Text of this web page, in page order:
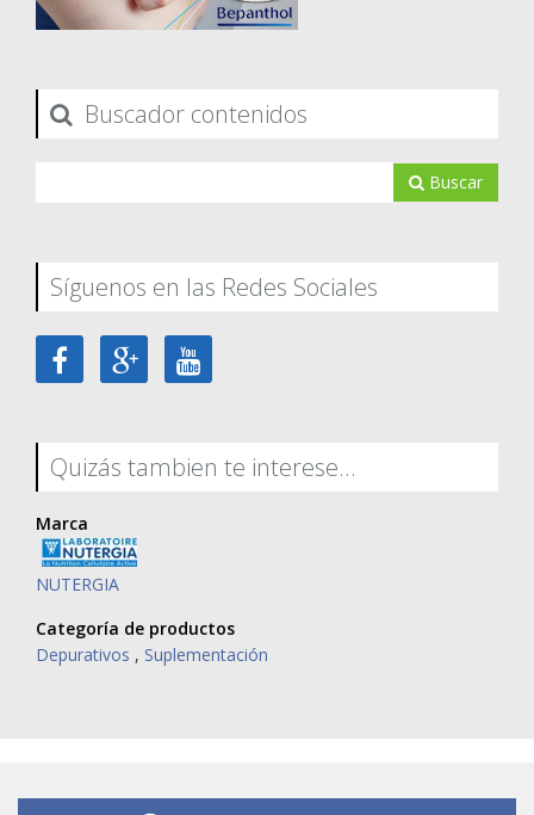
Buscador contenidos
Buscar
Síguenos en las Redes Sociales
Quizás tambien te interese...
Marca
NUTERGIA
Categoría de productos
Depurativos , Suplementación